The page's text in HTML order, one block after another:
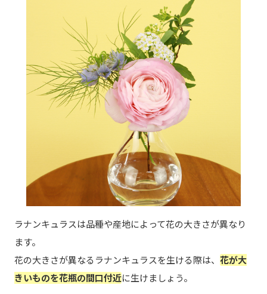
ラナンキュラスは品種や産地によって花の大きさが異なり
ます。
花の大きさが異なるラナンキュラスを生ける際は、 花が大
きいものを花瓶の間口付近に生けましょう。